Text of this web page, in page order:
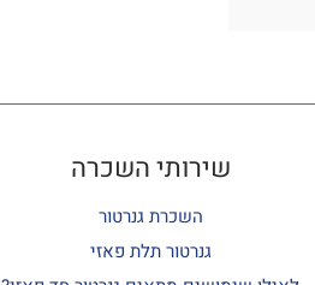
שירותי השכרה
השכרת גנרטור
גנרטור תלת פאזי